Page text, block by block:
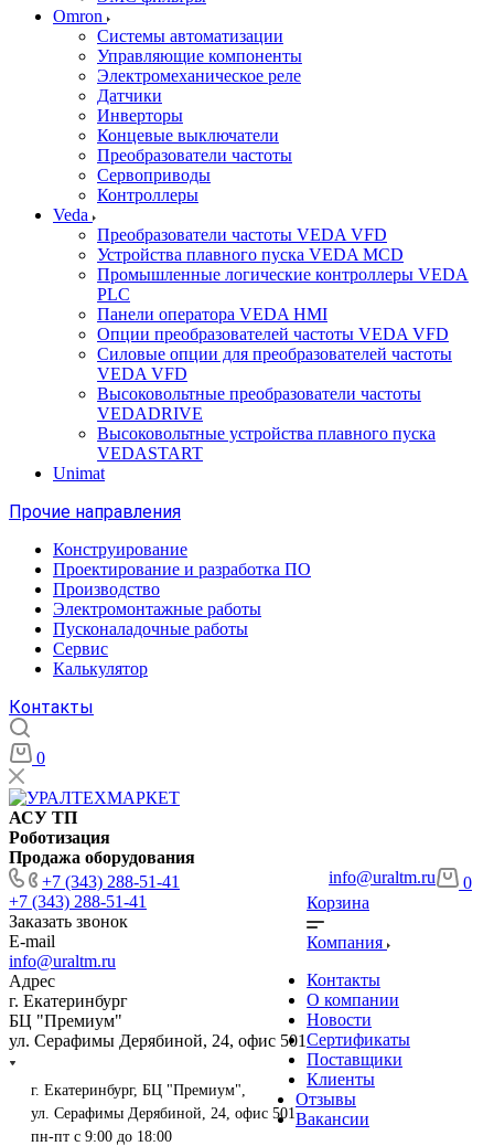
Omron
Системы автоматизации
Управляющие компоненты
Электромеханическое реле
Датчики
Инверторы
Концевые выключатели
Преобразователи частоты
Сервоприводы
Контроллеры
Veda
Преобразователи частоты VEDA VFD
Устройства плавного пуска VEDA MCD
Промышленные логические контроллеры VEDA
PLC
Панели оператора VEDA HMI
Опции преобразователей частоты VEDA VFD
Силовые опции для преобразователей частоты
VEDA VFD
Высоковольтные преобразователи частоты
VEDADRIVE
Высоковольтные устройства плавного пуска
VEDASTART
Unimat
Прочие направления
Конструирование
Проектирование и разработка ПО
Производство
Электромонтажные работы
Пусконаладочные работы
Сервис
Калькулятор
Контакты
0
АСУ ТП
Роботизация
Продажа оборудования
+7 (343) 288-51-41
+7 (343) 288-51-41
Заказать звонок
E-mail
info@uraltm.ru
Адрес
г. Екатеринбург
БЦ "Премиум"
ул. Серафимы Дерябиной, 24, офис 501
info@uraltm.ru
г. Екатеринбург, БЦ "Премиум",
ул. Серафимы Дерябиной, 24, офис 501
пн-пт с 9:00 до 18:00
0
Корзина
Компания
Контакты
О компании
Новости
Сертификаты
Поставщики
Клиенты
Отзывы
Вакансии